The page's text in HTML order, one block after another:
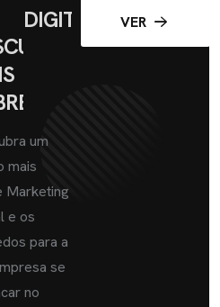
DIGITAL
um
mais
Marketing
e os
para a
se
no
VER